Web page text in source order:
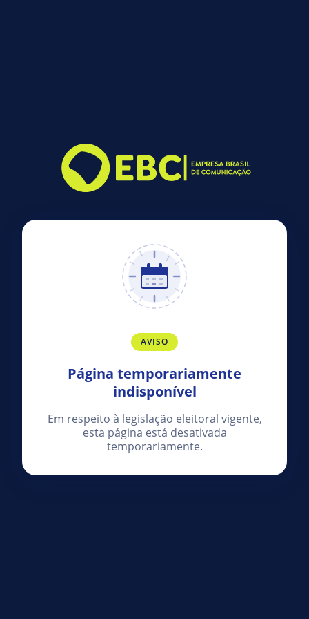
AVISO
Página temporariamente
indisponível
Em respeito à legislação eleitoral vigente,
esta página está desativada
temporariamente.